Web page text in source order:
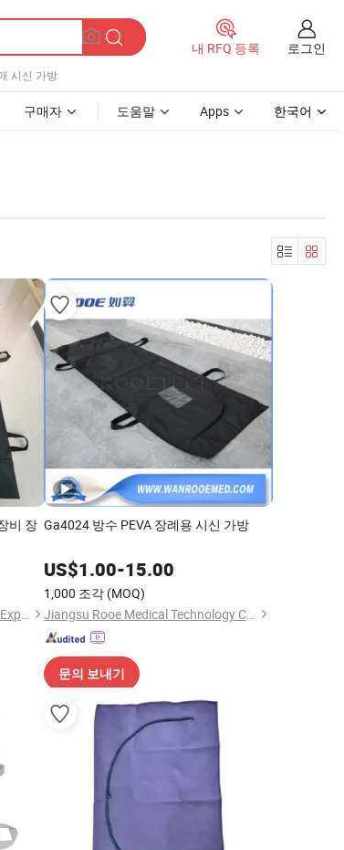
시신 가방
내 RFQ 등록 로그인
구매자 도움말 Apps 한국어
비 장
Quanzhou Huangbo Import and Export Co., Ltd
Ga4024 방수 PEVA 장례용 시신 가방
US$1.00-15.00
1,000 조각 (MOQ)
Jiangsu Rooe Medical Technology Co., Ltd.
문의 보내기